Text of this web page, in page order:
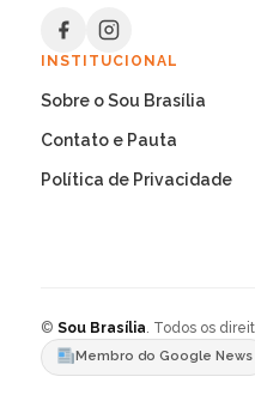
INSTITUCIONAL
Sobre o Sou Brasília
Contato e Pauta
Política de Privacidade
© Sou Brasília. Todos os
Membro do Google News